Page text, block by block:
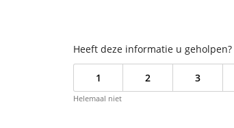
Heeft deze informatie u geholpen?
1 2 3
Helemaal niet